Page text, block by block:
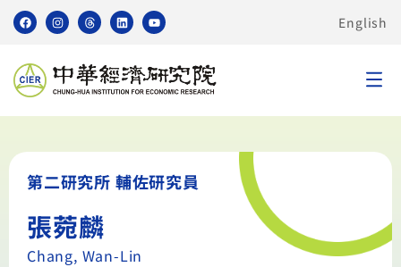
English
第二研究所 輔佐研究員
張菀麟
Chang, Wan-Lin